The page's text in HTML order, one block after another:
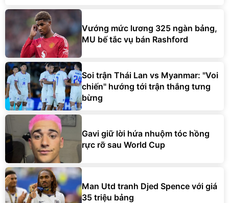
Vướng mức lương 325 ngàn bảng,
MU bế tắc vụ bán Rashford
Soi trận Thái Lan vs Myanmar: "Voi
chiến" hướng tới trận thắng tưng
bừng
Gavi giữ lời hứa nhuộm tóc hồng
rực rỡ sau World Cup
Man Utd tranh Djed Spence với giá
35 triệu bảng